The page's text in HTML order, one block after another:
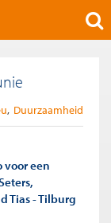
Duurzaamheid
voor een
Tias - Tilburg